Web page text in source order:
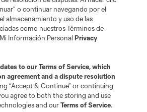
o continuar navegando por el
almacenamiento y uso de las
como nuestros Términos de
Información PersonalPrivacy
to ourTerms of Service, which
agreement and a dispute resolution
“Accept & Continue” or continuing
agree to both the storing and use
and ourTerms of Service.